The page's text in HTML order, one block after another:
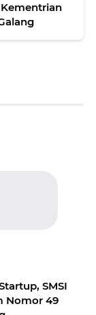
SMSI
Nomor 49